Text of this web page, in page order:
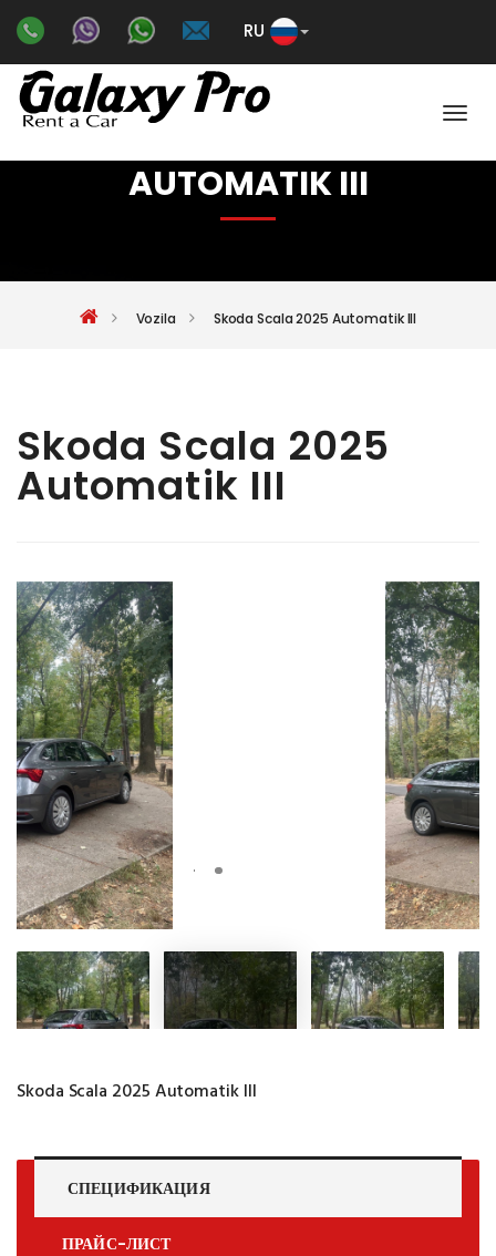
Color
RU
AUTOMATIK III
Vozila Skoda Scala 2025 Automatik III
Skoda Scala 2025
Automatik III
Skoda Scala 2025 Automatik III
СПЕЦИФИКАЦИЯ
ПРАЙС-ЛИСТ